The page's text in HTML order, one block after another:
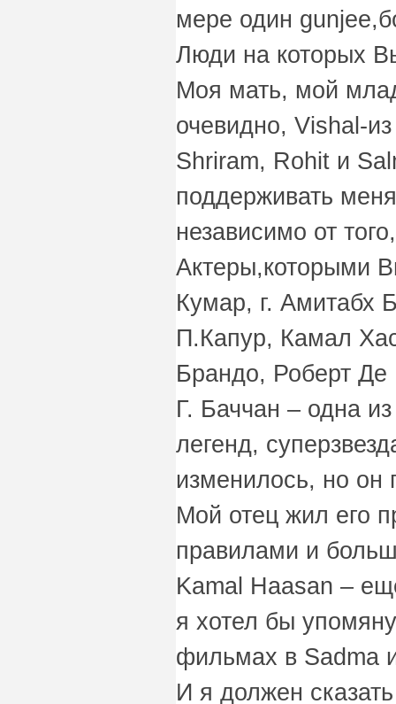
мере один
Люди на которых
Моя мать, мой
очевидно, Vishal-
Shriram, Rohit и
поддерживать
независимо от
Актеры,которыми
Кумар, г. Амитабх
П.Капур, Камал
Брандо, Роберт
Г. Баччан – одна
легенд,
изменилось, но он
Мой отец жил его
правилами и
Kamal Haasan –
я хотел бы
фильмах в Sadma
И я должен